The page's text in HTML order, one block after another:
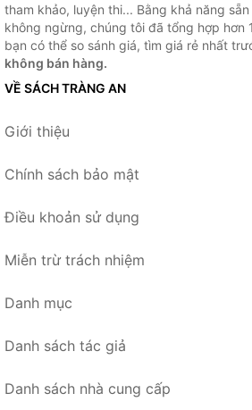
tham khảo, luyện thi... Bằng khả năng
không ngừng, chúng tôi đã tổng hợp hơn
bạn có thể so sánh giá, tìm giá rẻ nhất
không bán hàng.
VỀ SÁCH TRÀNG AN
Giới thiệu
Chính sách bảo mật
Điều khoản sử dụng
Miễn trừ trách nhiệm
Danh mục
Danh sách tác giả
Danh sách nhà cung cấp